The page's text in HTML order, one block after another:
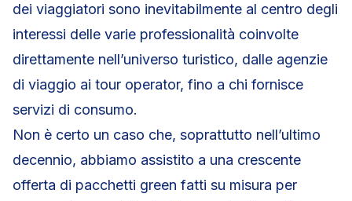
dei viaggiatori sono inevitabilmente al centro degli
interessi delle varie professionalità coinvolte
direttamente nell’universo turistico, dalle agenzie
di viaggio ai tour operator, fino a chi fornisce
servizi di consumo.
Non è certo un caso che, soprattutto nell’ultimo
decennio, abbiamo assistito a una crescente
offerta di pacchetti green fatti su misura per